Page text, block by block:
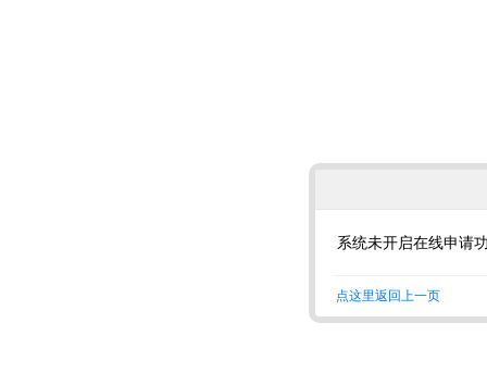
系统未开启在线申请
点这里返回上一页